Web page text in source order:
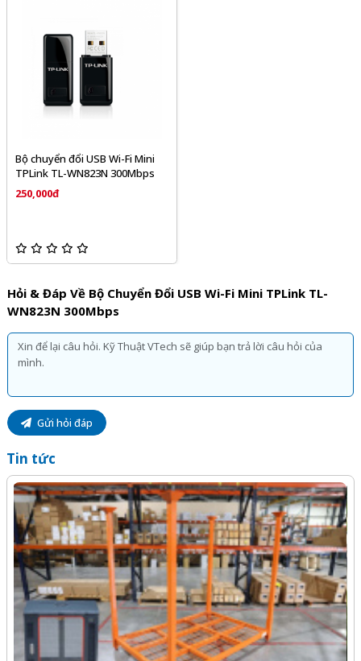
Bộ chuyển đổi USB Wi-Fi Mini
TPLink TL-WN823N 300Mbps
250,000đ
Hỏi & Đáp Về Bộ Chuyển Đổi USB Wi-Fi Mini TPLink TL-
WN823N 300Mbps
Gửi hỏi đáp
Tin tức